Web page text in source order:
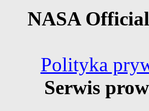
NASA
Polityka
Serwis